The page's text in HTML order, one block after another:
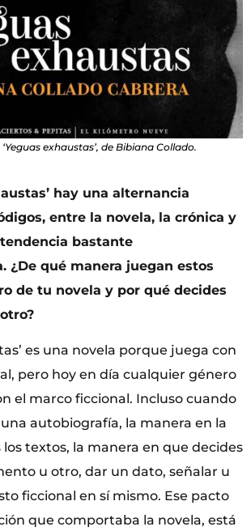
exhaustas’, de Bibiana Collado.
hay una alternancia
entre la novela, la crónica y
bastante
¿De qué manera juegan estos
de tu novela y por qué decides
es una novela porque juega con
pero hoy en día cualquier género
el marco ficcional. Incluso cuando
autobiografía, la manera en la
los textos, la manera en que decides
u otro, dar un dato, señalar u
ficcional en sí mismo. Ese pacto
que comportaba la novela, está